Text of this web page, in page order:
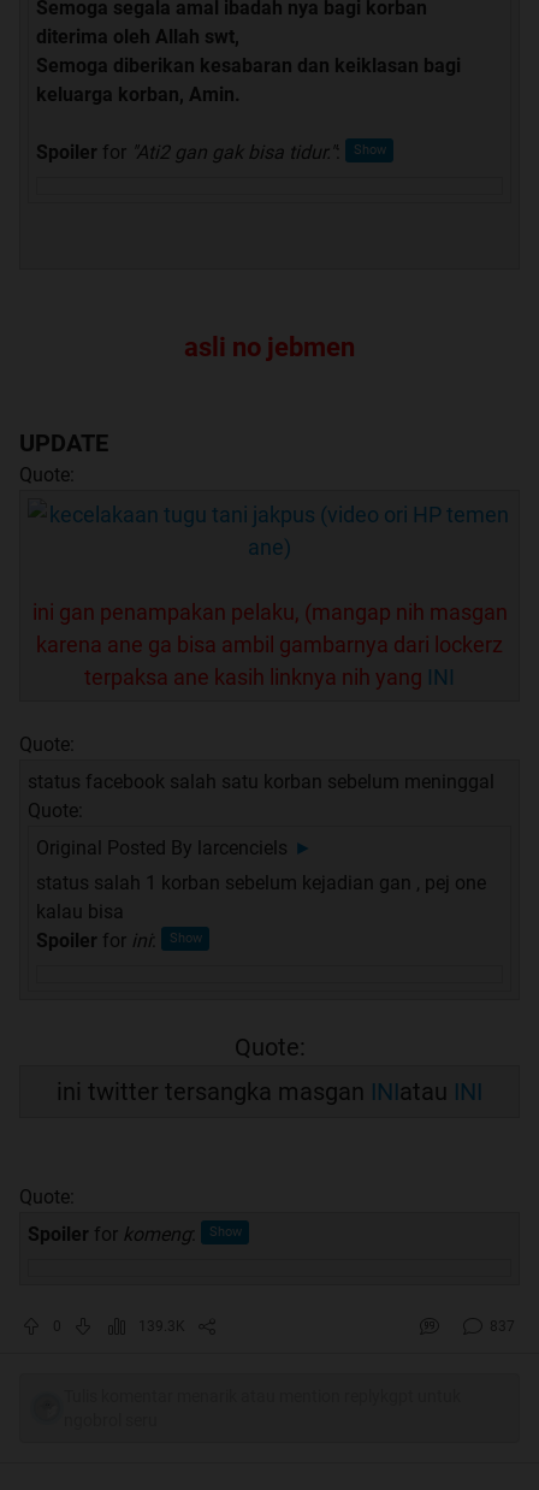
Semoga segala amal ibadah nya bagi korban
diterima oleh Allah swt,
Semoga diberikan kesabaran dan keiklasan bagi
keluarga korban, Amin.
Spoiler for "Ati2 gan gak bisa tidur.":
asli no jebmen
UPDATE
Quote:
ini gan penampakan pelaku, (mangap nih masgan
karena ane ga bisa ambil gambarnya dari lockerz
terpaksa ane kasih linknya nih yang INI
Quote:
status facebook salah satu korban sebelum meninggal
Quote:
Original Posted By larcenciels ►
status salah 1 korban sebelum kejadian gan , pej one
kalau bisa
Spoiler for ini:
Quote:
ini twitter tersangka masgan INIatau INI
Quote:
Spoiler for komeng
0 139.3K 837